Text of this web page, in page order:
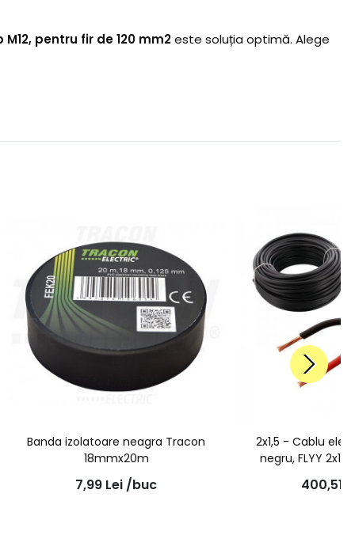
pentru fir de 120 mm2este soluția optimă. Alege
Banda izolatoare neagra Tracon
18mmx20m
7,99 Lei /buc
2x1,5 - Cablu
negru, FLYY
400,51